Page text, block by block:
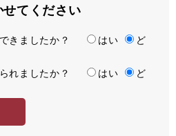
てください
できましたか？ はい
ど
られましたか？ はい
ど